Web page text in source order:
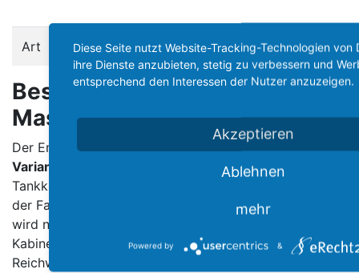
Art Turbofan
Beschreibung dieser
Maschine:
Der Embraer Legacy 600 ist einBusiness-Jet-
Variante des ERJ 135
. Er hat eine erweiterte
Tankkapazität und
der Farnborough Air Show 2000 gestartet. Als Derivat
wird noch der Legacy Shuttle angeboten, der die selbe
Kabinenkonfiguration wie der ERJ 135 mit der
Reichweite des Legacy verbindet. Bisher wurden 71
Diese Seite nutzt Website-Tracking-Technologien von
ihre Dienste anzubieten, stetig zu verbessern und
entsprechend den Interessen der Nutzer anzuzeigen.
Akzeptieren
Ablehnen
mehr
Powered by &